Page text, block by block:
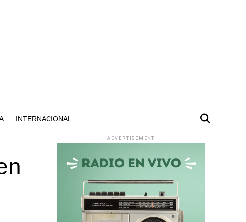
INTERNACIONAL
ADVERTISEMENT